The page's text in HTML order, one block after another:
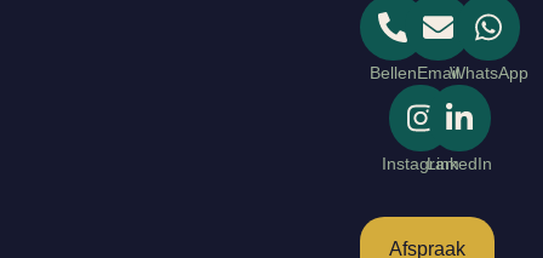
BellenEmailWhatsApp
InstagramLinkedIn
Afspraak